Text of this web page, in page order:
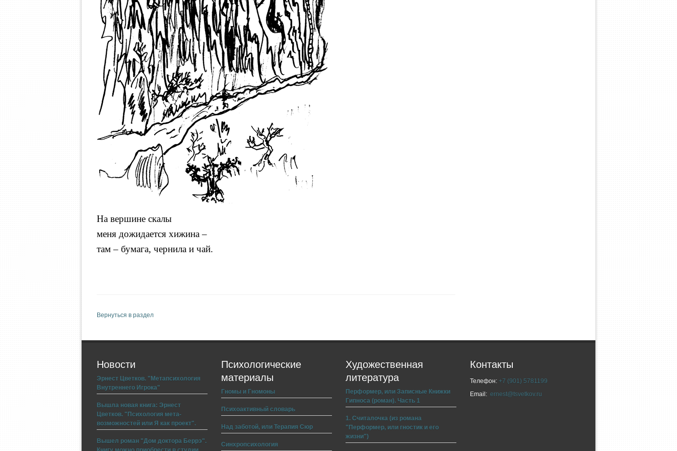
На вершине скалы
меня дожидается хижина –
там – бумага, чернила и чай.
Вернуться в раздел
Новости
Эрнест Цветков. "Метапсихология
Внутреннего Игрока"
Вышла новая книга: Эрнест
Цветков. "Психология мета-
возможностей или Я как проект".
Вышел роман "Дом доктора Беррэ".
Психологические
материалы
Гномы и Гномоны
Психоактивный словарь
Над заботой, или Терапия Сюр
Синхропсихология
Художественная
литература
Перформер, или Записные Книжки
Гипноса (роман). Часть 1
1. Считалочка (из романа
"Перформер, или гностик и его
жизни")
Контакты
Телефон: +7 (901) 5781199
Email: ernest@tsvetkov.ru